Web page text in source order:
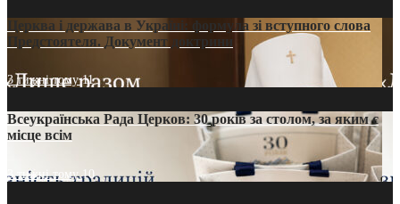
Церква і держава в Україні: формула зі вступного слова
Предстоятеля. Документ доктрини
3 тижні тому11
Всеукраїнська Рада Церков: 30 років за столом, за яким є
місце всім
3 тижні тому10